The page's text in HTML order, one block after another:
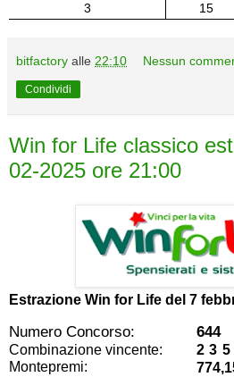
3
15
bitfactory alle 22:10 Nessun
Condividi
Win for Life classico
02-2025 ore 21:00
Estrazione Win for Life del 7
Numero Concorso: 644
Combinazione vincente:
2 3 5
Montepremi: